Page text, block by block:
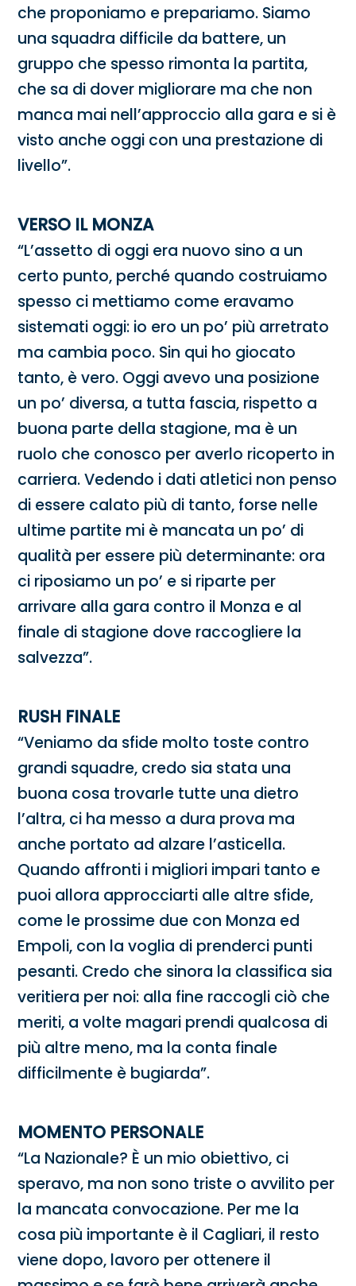
che proponiamo e prepariamo. Siamo
una squadra difficile da battere, un
gruppo che spesso rimonta la partita,
che sa di dover migliorare ma che non
manca mai nell’approccio alla gara e si è
visto anche oggi con una prestazione di
livello”.
VERSO IL MONZA
“L’assetto di oggi era nuovo sino a un
certo punto, perché quando costruiamo
spesso ci mettiamo come eravamo
sistemati oggi: io ero un po’ più arretrato
ma cambia poco. Sin qui ho giocato
tanto, è vero. Oggi avevo una posizione
un po’ diversa, a tutta fascia, rispetto a
buona parte della stagione, ma è un
ruolo che conosco per averlo ricoperto in
carriera. Vedendo i dati atletici non penso
di essere calato più di tanto, forse nelle
ultime partite mi è mancata un po’ di
qualità per essere più determinante: ora
ci riposiamo un po’ e si riparte per
arrivare alla gara contro il Monza e al
finale di stagione dove raccogliere la
salvezza”.
RUSH FINALE
“Veniamo da sfide molto toste contro
grandi squadre, credo sia stata una
buona cosa trovarle tutte una dietro
l’altra, ci ha messo a dura prova ma
anche portato ad alzare l’asticella.
Quando affronti i migliori impari tanto e
puoi allora approcciarti alle altre sfide,
come le prossime due con Monza ed
Empoli, con la voglia di prenderci punti
pesanti. Credo che sinora la classifica sia
veritiera per noi: alla fine raccogli ciò che
meriti, a volte magari prendi qualcosa di
più altre meno, ma la conta finale
difficilmente è bugiarda”.
MOMENTO PERSONALE
“La Nazionale? È un mio obiettivo, ci
speravo, ma non sono triste o avvilito per
la mancata convocazione. Per me la
cosa più importante è il Cagliari, il resto
viene dopo, lavoro per ottenere il